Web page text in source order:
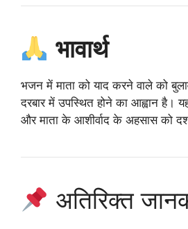
भावार्थ
भजन में माता को याद करने वाले को
दरबार में उपस्थित होने का आह्वान है। यह
और माता के आशीर्वाद के अहसास को
अतिरिक्त